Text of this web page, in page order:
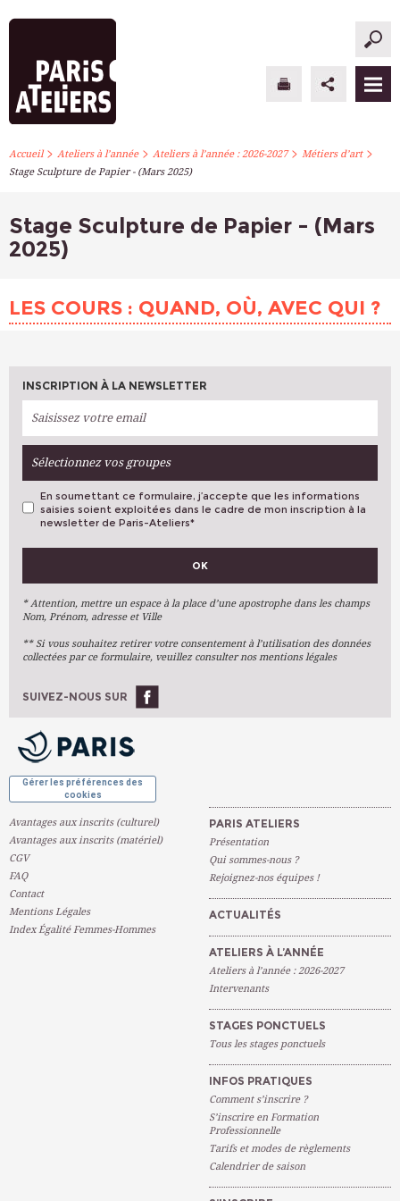
PARIS ATELIERS
ATELIERS À L’ANNÉE
INFOS PRATIQUES
Accueil> Ateliers à l’année> Ateliers à l’année : 2026-2027> Métiers d’art>
Stage Sculpture de Papier - (Mars 2025)
Stage Sculpture de Papier - (Mars
2025)
LES COURS : QUAND, OÙ, AVEC QUI ?
INSCRIPTION À LA NEWSLETTER
Sélectionnez vos groupes
VOS PRÉFÉRENCES
Arts Plastiques
Arts Du Texte
Arts Numériques
Ateliers À L'année
En soumettant ce formulaire, j’accepte que les informations
saisies soient exploitées dans le cadre de mon inscription à la
newsletter de Paris-Ateliers*
OK
* Attention, mettre un espace à la place d’une apostrophe dans les champs
Nom, Prénom, adresse et Ville
** Si vous souhaitez retirer votre consentement à l’utilisation des données
collectées par ce formulaire, veuillez consulter nos mentions légales
SUIVEZ-NOUS SUR
Gérer les préférences des
cookies
Avantages aux inscrits (culturel)
Avantages aux inscrits (matériel)
CGV
FAQ
Contact
Mentions Légales
Index Égalité Femmes-Hommes
PARIS ATELIERS
Présentation
Qui sommes-nous ?
Rejoignez-nos équipes !
ACTUALITÉS
ATELIERS À L’ANNÉE
Ateliers à l’année : 2026-2027
Intervenants
STAGES PONCTUELS
Tous les stages ponctuels
INFOS PRATIQUES
Comment s’inscrire ?
S’inscrire en Formation
Professionnelle
Tarifs et modes de règlements
Calendrier de saison